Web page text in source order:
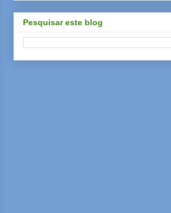
Pesquisar este blog